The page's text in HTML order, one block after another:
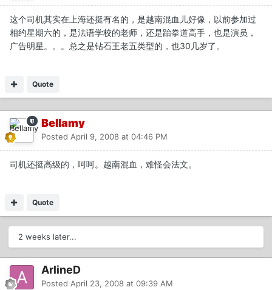
这个司机其实在上海还挺有名的，是越南混血儿好像，以前参加过
相约星期六的，是法语学校的老师，还是跆拳道高手，也是演员，
广告明星。。。总之是钻石王老五类型的，也30几岁了。
Quote
Bellamy
Posted April 9, 2008 at 04:46 PM
司机还挺高级的，呵呵。越南混血，难怪会法文。
Quote
2 weeks later...
ArlineD
Posted April 23, 2008 at 09:39 AM